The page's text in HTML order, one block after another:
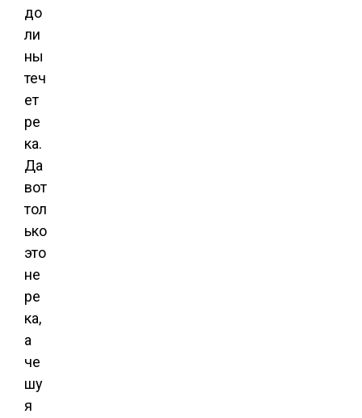
до
ли
ны
теч
ет
ре
ка.
Да
вот
тол
ько
это
не
ре
ка,
а
че
шу
я